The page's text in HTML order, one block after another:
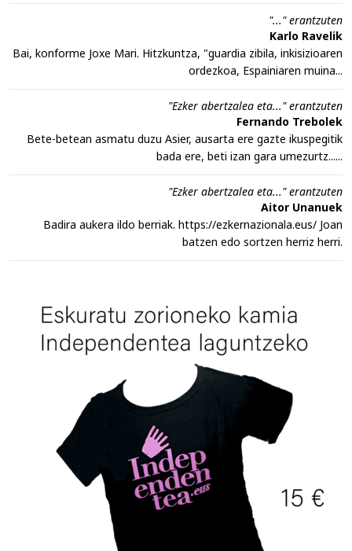
"..." erantzuten
Karlo Ravelik
Bai, konforme Joxe Mari. Hitzkuntza, "guardia zibila, inkisizioaren
ordezkoa, Espainiaren muina...
"Ezker abertzalea eta..." erantzuten
Fernando Trebolek
Bete-betean asmatu duzu Asier, ausarta ere gazte ikuspegitik
bada ere, beti izan gara umezurtz......
"Ezker abertzalea eta..." erantzuten
Aitor Unanuek
Badira aukera ildo berriak. https://ezkernazionala.eus/ Joan
batzen edo sortzen herriz herri.